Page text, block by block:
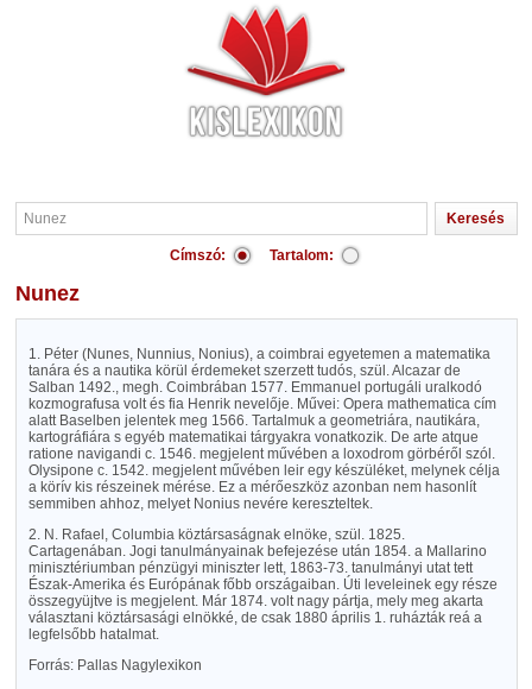
Címszó: Tartalom:
Nunez
1. Péter (Nunes, Nunnius, Nonius), a coimbrai egyetemen a matematika
tanára és a nautika körül érdemeket szerzett tudós, szül. Alcazar de
Salban 1492., megh. Coimbrában 1577. Emmanuel portugáli uralkodó
kozmografusa volt és fia Henrik nevelője. Művei: Opera mathematica cím
alatt Baselben jelentek meg 1566. Tartalmuk a geometriára, nautikára,
kartográfiára s egyéb matematikai tárgyakra vonatkozik. De arte atque
ratione navigandi c. 1546. megjelent művében a loxodrom görbéről szól.
Olysipone c. 1542. megjelent művében leir egy készüléket, melynek célja
a körív kis részeinek mérése. Ez a mérőeszköz azonban nem hasonlít
semmiben ahhoz, melyet Nonius nevére kereszteltek.
2. N. Rafael, Columbia köztársaságnak elnöke, szül. 1825.
Cartagenában. Jogi tanulmányainak befejezése után 1854. a Mallarino
minisztériumban pénzügyi miniszter lett, 1863-73. tanulmányi utat tett
Észak-Amerika és Európának főbb országaiban. Úti leveleinek egy része
összegyüjtve is megjelent. Már 1874. volt nagy pártja, mely meg akarta
választani köztársasági elnökké, de csak 1880 április 1. ruházták reá a
legfelsőbb hatalmat.
Forrás: Pallas Nagylexikon